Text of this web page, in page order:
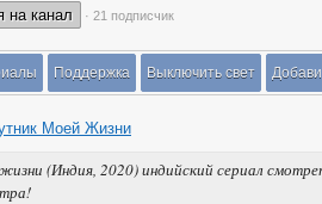
на канал · 21 подписчик
Поддержка Выключить свет
Моей Жизни
(Индия, 2020) индийский сериал